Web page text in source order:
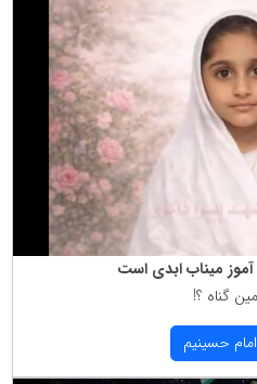
میناب ابدی است
گناه ؟!
حسینیم